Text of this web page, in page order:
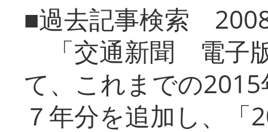
■過去記事検索
「交通新聞 電子
て、これまでの
７年分を追加し、「